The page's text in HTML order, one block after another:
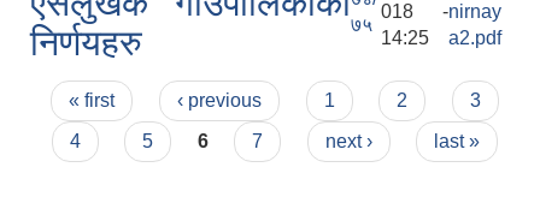
निर्णयहरु
७५
018 -
14:25
nirnay
a2.pdf
Pages
« first ‹ previous 1 2
3
4
5 6 7 next › last »